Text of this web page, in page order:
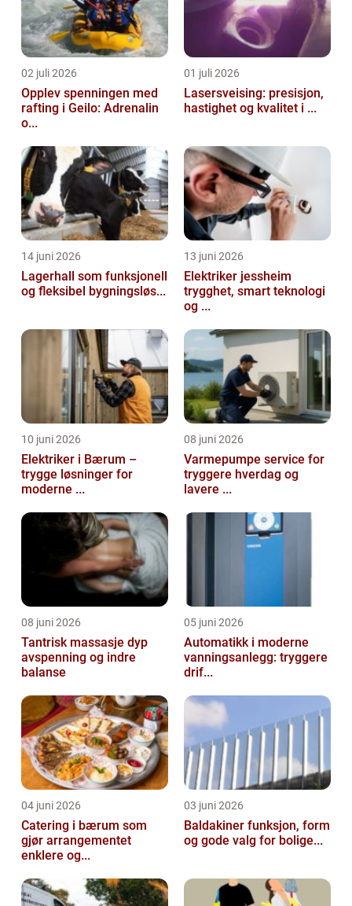
02 juli 2026
Opplev spenningen med
rafting i Geilo: Adrenalin
o...
01 juli 2026
Lasersveising: presisjon,
hastighet og kvalitet i ...
14 juni 2026
Lagerhall som funksjonell
og fleksibel bygningsløs...
13 juni 2026
Elektriker jessheim
trygghet, smart teknologi
og ...
10 juni 2026
Elektriker i Bærum –
trygge løsninger for
moderne ...
08 juni 2026
Varmepumpe service for
tryggere hverdag og
lavere ...
08 juni 2026
Tantrisk massasje dyp
avspenning og indre
balanse
05 juni 2026
Automatikk i moderne
vanningsanlegg: tryggere
drif...
04 juni 2026
Catering i bærum som
gjør arrangementet
enklere og...
03 juni 2026
Baldakiner funksjon, form
og gode valg for bolige...